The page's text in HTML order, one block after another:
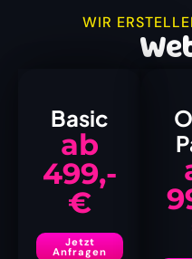
WIR
Basic
ab
499,-
€
Jetzt
Anfragen